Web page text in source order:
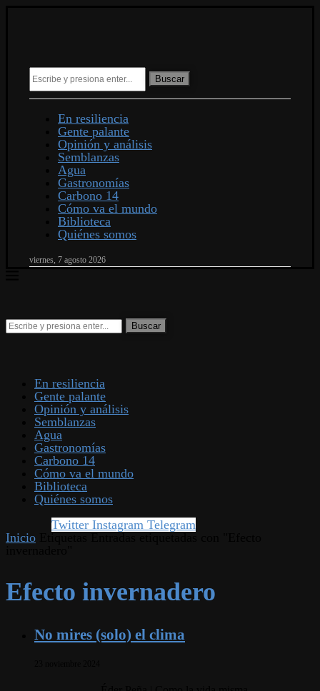
Buscar
En resiliencia
Gente palante
Opinión y análisis
Semblanzas
Agua
Gastronomías
Carbono 14
Cómo va el mundo
Biblioteca
Quiénes somos
viernes, 7 agosto 2026
En resiliencia
Gente palante
Opinión y análisis
Semblanzas
Agua
Gastronomías
Carbono 14
Cómo va el mundo
Biblioteca
Quiénes somos
Twitter Instagram Telegram
Inicio
Efecto invernadero
No mires (solo) el clima